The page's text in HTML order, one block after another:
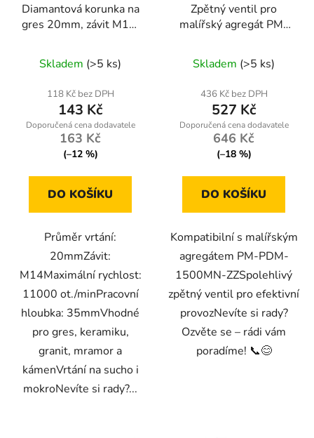
Diamantová korunka na
gres 20mm, závit M14,
Skladem (>5 ks)
118 Kč bez DPH
143 Kč
163 Kč
(–12 %)
DO KOŠÍKU
Průměr vrtání:
20mmZávit:
M14Maximální rychlost:
11000 ot./minPracovní
hloubka: 35mmVhodné
pro gres, keramiku,
granit, mramor a
kámenVrtání na sucho i
mokroNevíte si rady?...
Zpětný ventil pro
malířský agregát PM-
Skladem (>5 ks)
436 Kč bez DPH
527 Kč
646 Kč
(–18 %)
DO KOŠÍKU
Kompatibilní s malířským
agregátem PM-PDM-
1500MN-ZZSpolehlivý
zpětný ventil pro efektivní
provozNevíte si rady?
Ozvěte se – rádi vám
poradíme! 📞😊